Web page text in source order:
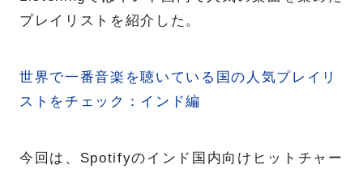
プレイリストを紹介した。
世界で一番音楽を聴いている国の人気プレイリ
ストをチェック：インド編
今回は、Spotifyのインド国内向けヒットチャー